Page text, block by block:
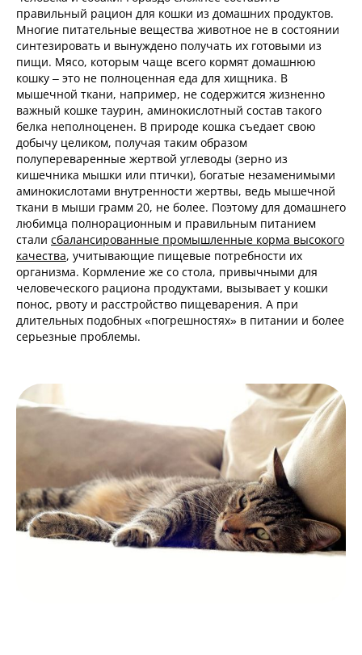
правильный рацион для кошки из домашних продуктов.
Многие питательные вещества животное не в состоянии
синтезировать и вынуждено получать их готовыми из
пищи. Мясо, которым чаще всего кормят домашнюю
кошку – это не полноценная еда для хищника. В
мышечной ткани, например, не содержится жизненно
важный кошке таурин, аминокислотный состав такого
белка неполноценен. В природе кошка съедает свою
добычу целиком, получая таким образом
полупереваренные жертвой углеводы (зерно из
кишечника мышки или птички), богатые незаменимыми
аминокислотами внутренности жертвы, ведь мышечной
ткани в мыши грамм 20, не более. Поэтому для домашнего
любимца полнорационным и правильным питанием
стали сбалансированные промышленные корма высокого
качества, учитывающие пищевые потребности их
организма. Кормление же со стола, привычными для
человеческого рациона продуктами, вызывает у кошки
понос, рвоту и расстройство пищеварения. А при
длительных подобных «погрешностях» в питании и более
серьезные проблемы.